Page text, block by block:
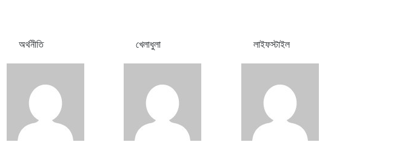
অর্থনীতি খেলাধুলা লাইফস্টাইল